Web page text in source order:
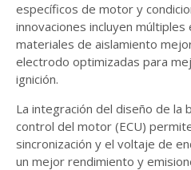
específicos de motor y
innovaciones incluyen
materiales de aislamiento
electrodo optimizadas para
ignición.
La integración del diseño de la
control del motor (ECU)
sincronización y el voltaje de
un mejor rendimiento y